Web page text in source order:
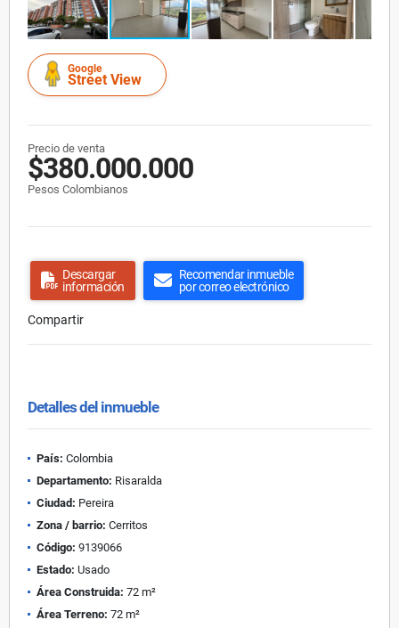
Google
Street View
Precio de venta
$380.000.000
Pesos Colombianos
Descargar
información
Recomendar inmueble
por correo electrónico
Compartir
Detalles del inmueble
País: Colombia
Departamento: Risaralda
Ciudad: Pereira
Zona / barrio: Cerritos
Código: 9139066
Estado: Usado
Área Construida: 72 m²
Área Terreno: 72 m²